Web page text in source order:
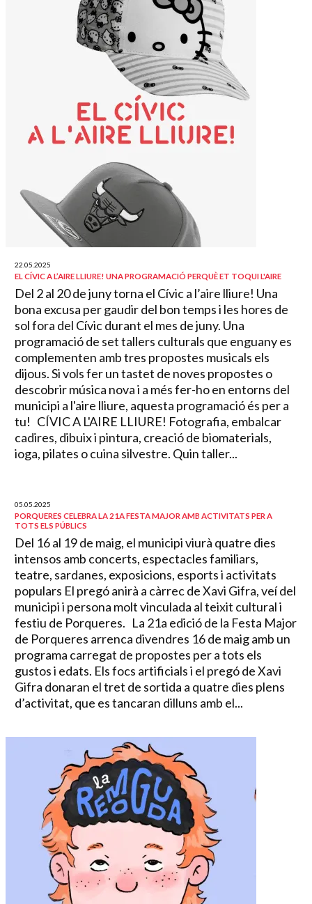
22.05.2025
EL CÍVIC A L’AIRE LLIURE! UNA PROGRAMACIÓ PERQUÈ ET TOQUI L'AIRE
Del 2 al 20 de juny torna el Cívic a l’aire lliure! Una
bona excusa per gaudir del bon temps i les hores de
sol fora del Cívic durant el mes de juny. Una
programació de set tallers culturals que enguany es
complementen amb tres propostes musicals els
dijous. Si vols fer un tastet de noves propostes o
descobrir música nova i a més fer-ho en entorns del
municipi a l'aire lliure, aquesta programació és per a
tu! CÍVIC A L'AIRE LLIURE! Fotografia, embalcar
cadires, dibuix i pintura, creació de biomaterials,
ioga, pilates o cuina silvestre. Quin taller...
05.05.2025
PORQUERES CELEBRA LA 21A FESTA MAJOR AMB ACTIVITATS PER A
TOTS ELS PÚBLICS
Del 16 al 19 de maig, el municipi viurà quatre dies
intensos amb concerts, espectacles familiars,
teatre, sardanes, exposicions, esports i activitats
populars El pregó anirà a càrrec de Xavi Gifra, veí del
municipi i persona molt vinculada al teixit cultural i
festiu de Porqueres. La 21a edició de la Festa Major
de Porqueres arrenca divendres 16 de maig amb un
programa carregat de propostes per a tots els
gustos i edats. Els focs artificials i el pregó de Xavi
Gifra donaran el tret de sortida a quatre dies plens
d’activitat, que es tancaran dilluns amb el...